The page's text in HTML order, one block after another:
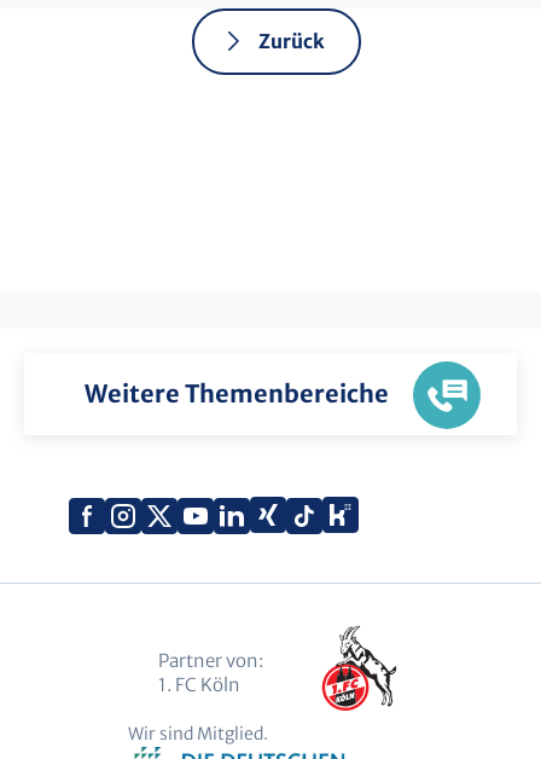
Zurück
Weitere Themenbereiche
Facebook
Instagram
X
YouTube
LinkedIn
Xing TiktokKununu
Partner von:
1. FC Köln
Wir sind Mitglied.